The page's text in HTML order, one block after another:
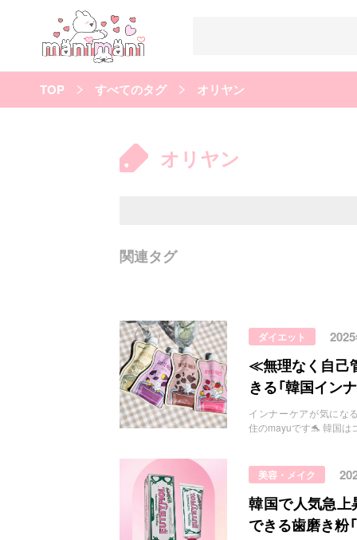
カテゴリー一覧
運営会社
プライバシーポリシー
お問い合わせ
TOP すべてのタグ オリヤン
オリヤン
関連タグ
ダイエット
≪無理なく自己
きる「韓国イン
インナーケアが気にな
住のmayuです🐬 韓国は
美容・メイク
韓国で人気急
できる歯磨き粉